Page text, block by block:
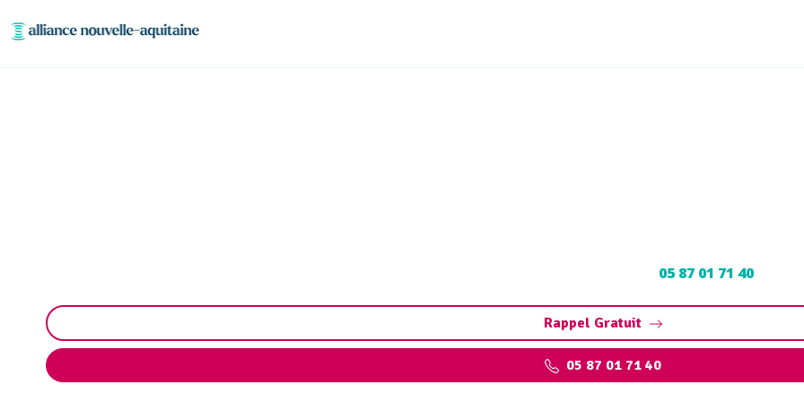
05 87 01 71 40
Rappel Gratuit
05 87 01 71 40